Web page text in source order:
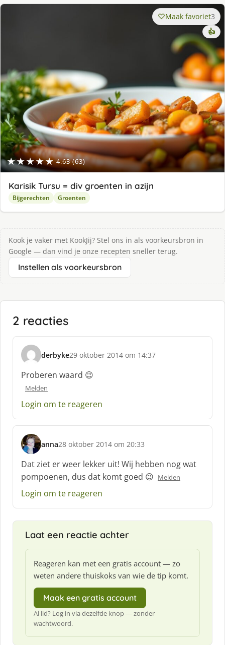
★★★★★ 4.63 (63)
Maak favoriet3
👍
Karisik Tursu = div groenten in azijn
Bijgerechten Groenten
Kook je vaker met KookJij? Stel ons in als voorkeursbron in
Google — dan vind je onze recepten sneller terug.
Instellen als voorkeursbron
2 reacties
derbyke
s
c
h
e
f
29 oktober 2014 om 14:37
Proberen waard 😉
Melden
Login om te reageren
anna
s
c
h
r
e
:
28 oktober 2014 om 20:33
Dat ziet er weer lekker uit! Wij hebben nog wat
pompoenen, dus dat komt goed 😉 Melden
Login om te reageren
Laat een reactie achter
Reageren kan met een gratis account — zo
weten andere thuiskoks van wie de tip komt.
Maak een gratis account
Al lid? Log in via dezelfde knop — zonder
wachtwoord.